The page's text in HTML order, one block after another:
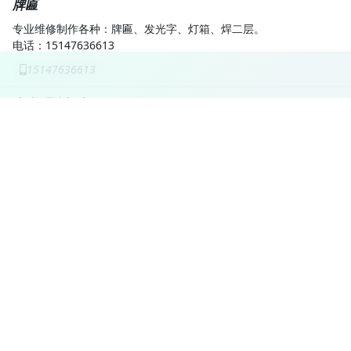
牌匾
专业维修制作各种：牌匾、发光字、灯箱、焊二层。
电话：15147636613
15147636613
富兴系统门窗